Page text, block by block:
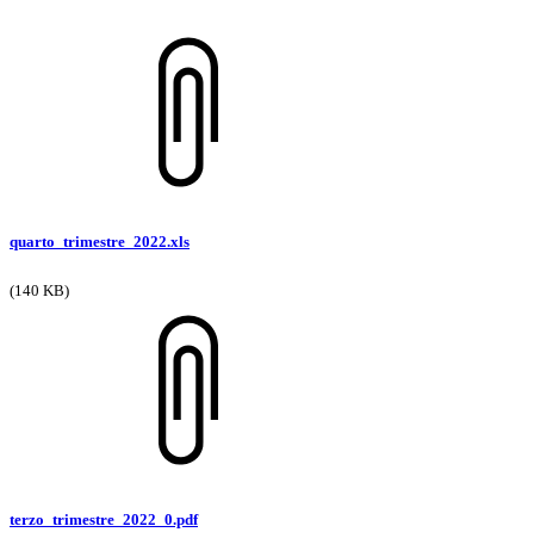
quarto_trimestre_2022.xls
(140 KB)
terzo_trimestre_2022_0.pdf